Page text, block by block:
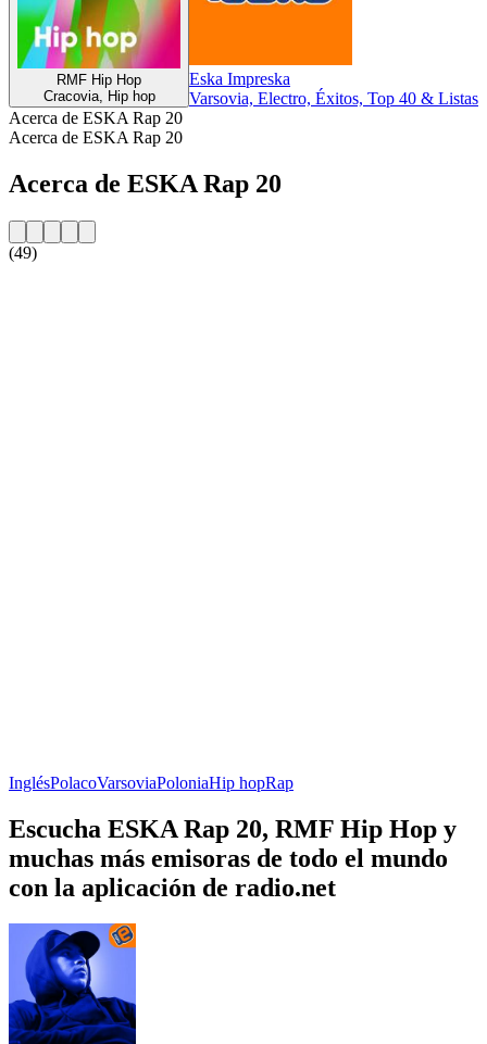
RMF Hip Hop
Cracovia, Hip hop
Eska Impreska
Varsovia, Electro, Éxitos, Top 40 & Listas
Acerca de ESKA Rap 20
Acerca de ESKA Rap 20
Acerca de ESKA Rap 20
(49)
InglésPolacoVarsoviaPoloniaHip hopRap
Escucha ESKA Rap 20, RMF Hip Hop y
muchas más emisoras de todo el mundo
con la aplicación de radio.net